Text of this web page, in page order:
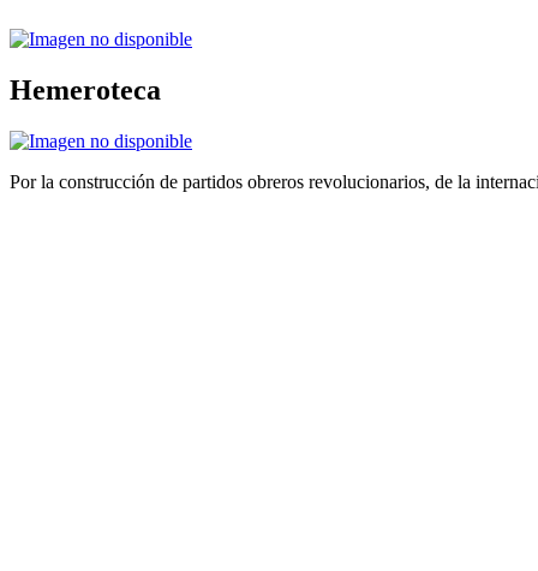
Hemeroteca
Por la construcción de partidos obreros revolucionarios, de la